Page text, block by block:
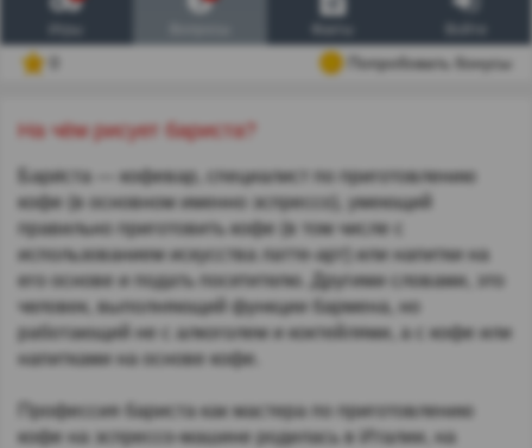
Попробовать бонусы
На чём рисует бариста?
Бари́ста — кофевар, специалист по приготовлению
кофе (в основном именно эспрессо), умеющий
правильно приготовить кофе (в том числе с
использованием искусства латте-арт) или напитки на
его основе и подать посетителю. Другими словами, это
человек, выполняющий функции бармена, но
работающий не с алкоголем и коктейлями, а с кофе или
напитками на основе кофе.
Профессия бариста как мастера по приготовлению
кофе на эспрессо-машине родилась в Италии, на